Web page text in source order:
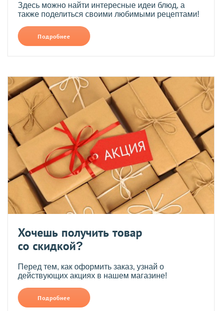
Здесь можно найти интересные идеи блюд, а
также поделиться своими любимыми рецептами!
Подробнее
Хочешь получить товар
со скидкой?
Перед тем, как оформить заказ, узнай о
действующих акциях в нашем магазине!
Подробнее